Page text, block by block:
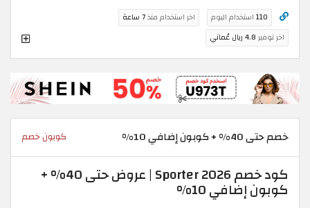
110 استخدام اليوم اخر استخدام منذ7 ساعة
اخر توفير 4.8 ريال عُماني
خصم حتى 40% + كوبون إضافي 10% كوبون خصم
كود خصم Sporter 2026 | عروض حتى 40% +
كوبون إضافي 10%